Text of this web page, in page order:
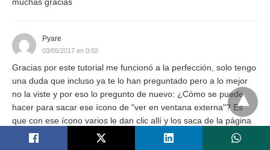
Pyare
03/05/2017 en 0:02
Gracias por este tutorial me funcionó a la perfección, solo tengo
una duda que incluso ya te lo han preguntado pero a lo mejor
no la viste y por eso lo pregunto de nuevo: ¿Cómo se puede
hacer para sacar ese ícono de "ver en ventana externa"? Es
que con ese ícono varios le dan clic allí y los saca de la página
en donde están y la idea de insertarlo en mi web es para que se